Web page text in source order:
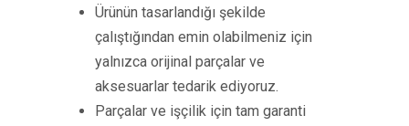
Ürünün tasarlandığı şekilde
çalıştığından emin olabilmeniz için
yalnızca orijinal parçalar ve
aksesuarlar tedarik ediyoruz.
Parçalar ve işçilik için tam garanti